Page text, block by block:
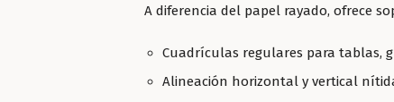
A diferencia del papel rayado, ofrece
Cuadrículas regulares para tablas,
Alineación horizontal y vertical